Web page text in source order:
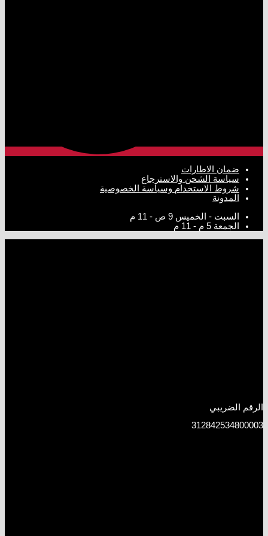
ضمان الاطارات
سياسة الشحن والاسترجاع
شروط الاستخدام وسياسة الخصوصية
المدونة
السبت - الخميس 9 ص - 11 م
الجمعة 5 م - 11 م
الرقم الضريبي
312842534800003